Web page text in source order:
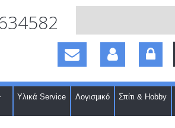
Υλικά Service Λογισμικό Σπίτι & Hobby